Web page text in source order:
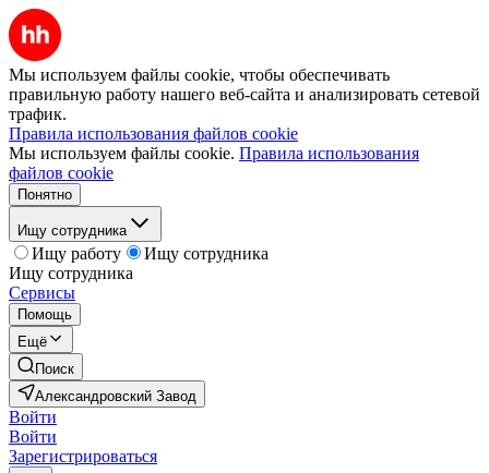
Мы используем файлы cookie, чтобы обеспечивать
правильную работу нашего веб-сайта и анализировать сетевой
трафик.
Правила использования файлов cookie
Мы используем файлы cookie. Правила использования
файлов cookie
Понятно
Ищу сотрудника
Ищу работу
Ищу сотрудника
Ищу сотрудника
Сервисы
Помощь
Ещё
Поиск
Александровский Завод
Войти
Войти
Зарегистрироваться